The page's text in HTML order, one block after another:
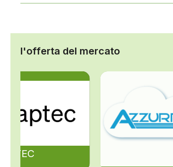
l'offerta del mercato